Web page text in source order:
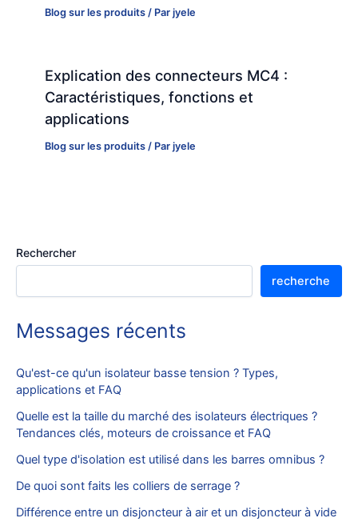
Blog sur les produits / Parjyele
Explication des connecteurs MC4 :
Caractéristiques, fonctions et
applications
Blog sur les produits / Parjyele
Rechercher
recherche
Messages récents
Qu'est-ce qu'un isolateur basse tension ? Types,
applications et FAQ
Quelle est la taille du marché des isolateurs électriques ?
Tendances clés, moteurs de croissance et FAQ
Quel type d'isolation est utilisé dans les barres omnibus ?
De quoi sont faits les colliers de serrage ?
Différence entre un disjoncteur à air et un disjoncteur à vide